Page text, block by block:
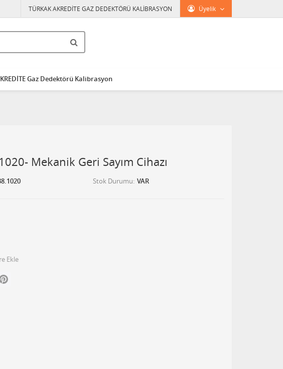
Üyelik
TÜRKAK AKREDİTE GAZ DEDEKTÖRÜ KALİBRASYON
Gaz Dedektörü Kalibrasyon
Mekanik Geri Sayım Cihazı
Stok Durumu VAR
Ekle